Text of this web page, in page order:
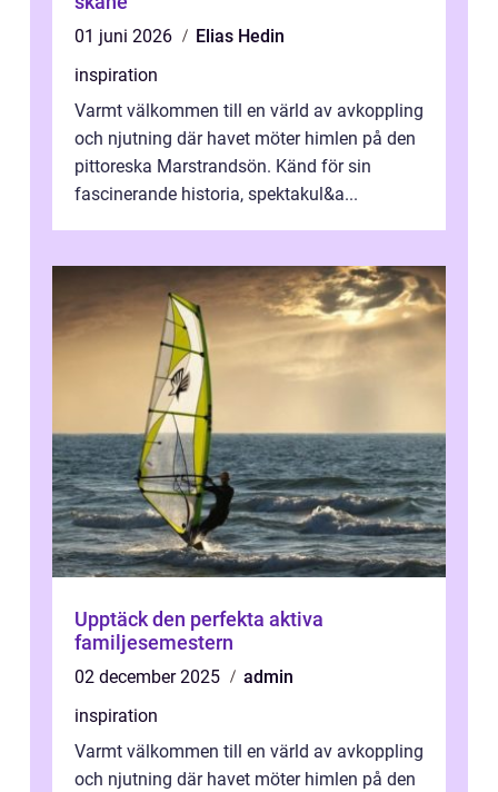
01 juni 2026
Elias Hedin
inspiration
Varmt välkommen till en värld av avkoppling
och njutning där havet möter himlen på den
pittoreska Marstrandsön. Känd för sin
fascinerande historia, spektakul&a...
Upptäck den perfekta aktiva
familjesemestern
02 december 2025
admin
inspiration
Varmt välkommen till en värld av avkoppling
och njutning där havet möter himlen på den